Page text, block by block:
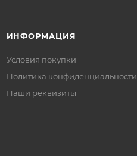
ИНФОРМАЦИЯ
Условия покупки
Политика конфиденциальности
Наши реквизиты